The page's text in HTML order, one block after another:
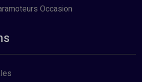
Occasion